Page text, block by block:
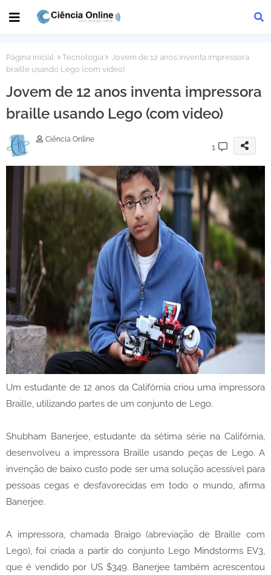
Página inicial Tecnologia
Jovem de 12 anos inventa impressora
braille usando Lego (com video)
Jovem de 12 anos inventa impressora
braille usando Lego (com video)
Ciência Online
1
Um estudante de 12 anos da Califórnia criou uma impressora
Braille, utilizando partes de um conjunto de Lego.
Shubham Banerjee, estudante da sétima série na Califórnia,
desenvolveu a impressora Braille usando peças de Lego. A
invenção de baixo custo pode ser uma solução acessível para
pessoas cegas e desfavorecidas em todo o mundo, afirma
Banerjee.
A impressora, chamada Braigo (abreviação de Braille com
Lego), foi criada a partir do conjunto Lego Mindstorms EV3,
que é vendido por US $349. Banerjee também acrescentou